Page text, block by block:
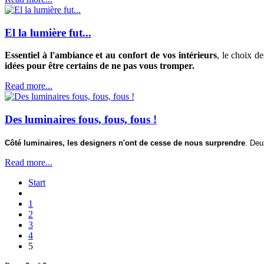
El la lumière fut...
Essentiel à l'ambiance et au confort de vos intérieurs, le choix
idées pour être certains de ne pas vous tromper.
Read more...
Des luminaires fous, fous, fous !
Côté luminaires, les designers n'ont de cesse de nous surprendre .
Read more...
Start
1
2
3
4
5